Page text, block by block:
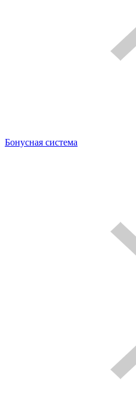
Бонусная система